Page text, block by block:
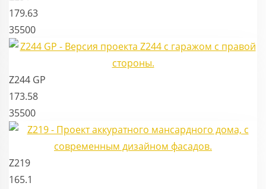
179.63
35500
Z244 GP
173.58
35500
Z219
165.1